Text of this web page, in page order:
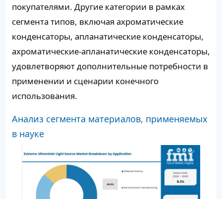
покупателями. Другие категории в рамках
сегмента типов, включая ахроматические
конденсаторы, апланатические конденсаторы,
ахроматические-апланатические конденсаторы,
удовлетворяют дополнительные потребности в
применении и сценарии конечного
использования.
Анализ сегмента материалов, применяемых
в науке